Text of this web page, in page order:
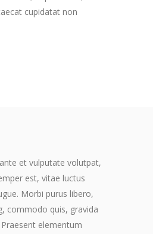
cupidatat non
et vulputate volutpat,
est, vitae luctus
Morbi purus libero,
commodo quis, gravida
elementum